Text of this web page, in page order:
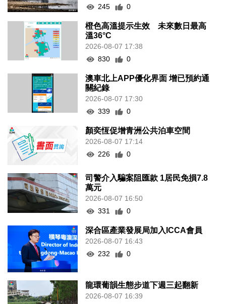
245 0
橙色高溫提示生效 未來數日最高
溫36°C
2026-08-07 17:38
830
0
澳車北上APP優化界面 增已預約通
關紀錄
2026-08-07 17:30
339
0
顏奕恆促增青洲公共泊車空間
2026-08-07 17:14
226
0
司警介入騙案阻匯款 1居民免損7.8
萬元
2026-08-07 16:50
331
0
深合區產業發展局加入ICCA會員
2026-08-07 16:43
232
0
龍環葡韻生態步道下週三起翻新
2026-08-07 16:39